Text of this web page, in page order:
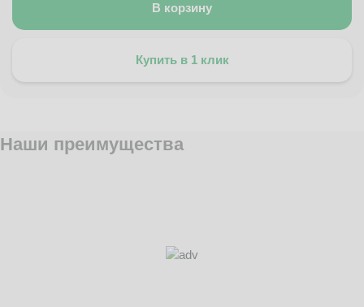
В корзину
Купить в 1 клик
Наши преимущества